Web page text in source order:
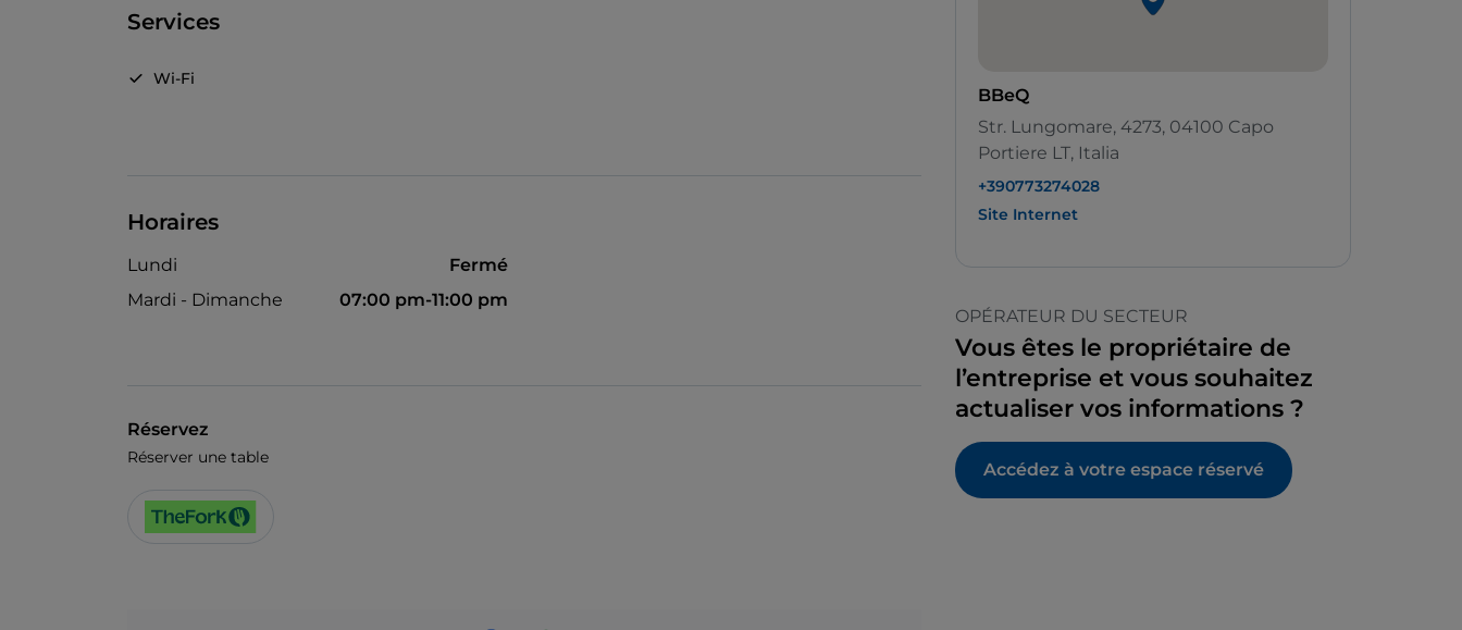
Services
Wi-Fi
Horaires
Lundi
Fermé
Mardi - Dimanche
07:00 pm-11:00 pm
Réservez
Réserver une table
BBeQ
Str. Lungomare, 4273, 04100 Capo
Portiere LT, Italia
+390773274028
Site Internet
OPÉRATEUR DU SECTEUR
Vous êtes le propriétaire de
l’entreprise et vous souhaitez
actualiser vos informations ?
Accédez à votre espace réservé